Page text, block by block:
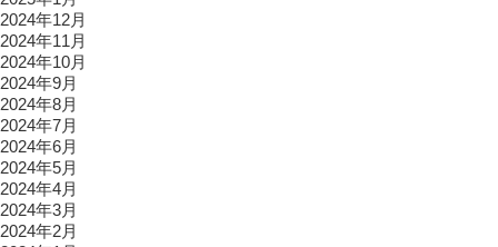
2024年12月
2024年11月
2024年10月
2024年9月
2024年8月
2024年7月
2024年6月
2024年5月
2024年4月
2024年3月
2024年2月